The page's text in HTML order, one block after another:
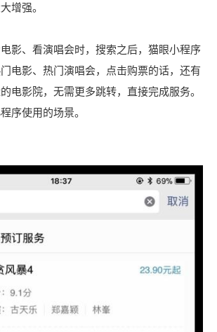
增强。
影、看演唱会时，搜索之后，猫眼小程序
电影、热门演唱会，点击购票的话，还有
电影院，无需更多跳转，直接完成服务。
序使用的场景。